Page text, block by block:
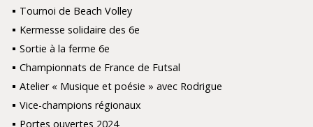
Tournoi de Beach Volley
Kermesse solidaire des 6e
Sortie à la ferme 6e
Championnats de France de Futsal
Atelier « Musique et poésie » avec Rodrigue
Vice-champions régionaux
Portes ouvertes 2024